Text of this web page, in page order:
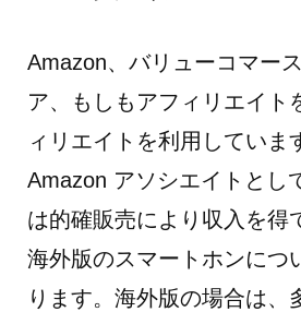
Amazon、バリューコマー
ア、もしもアフィリエイト
ィリエイトを利用していま
Amazon アソシエイトとし
は的確販売により収入を得
海外版のスマートホンにつ
ります。海外版の場合は、